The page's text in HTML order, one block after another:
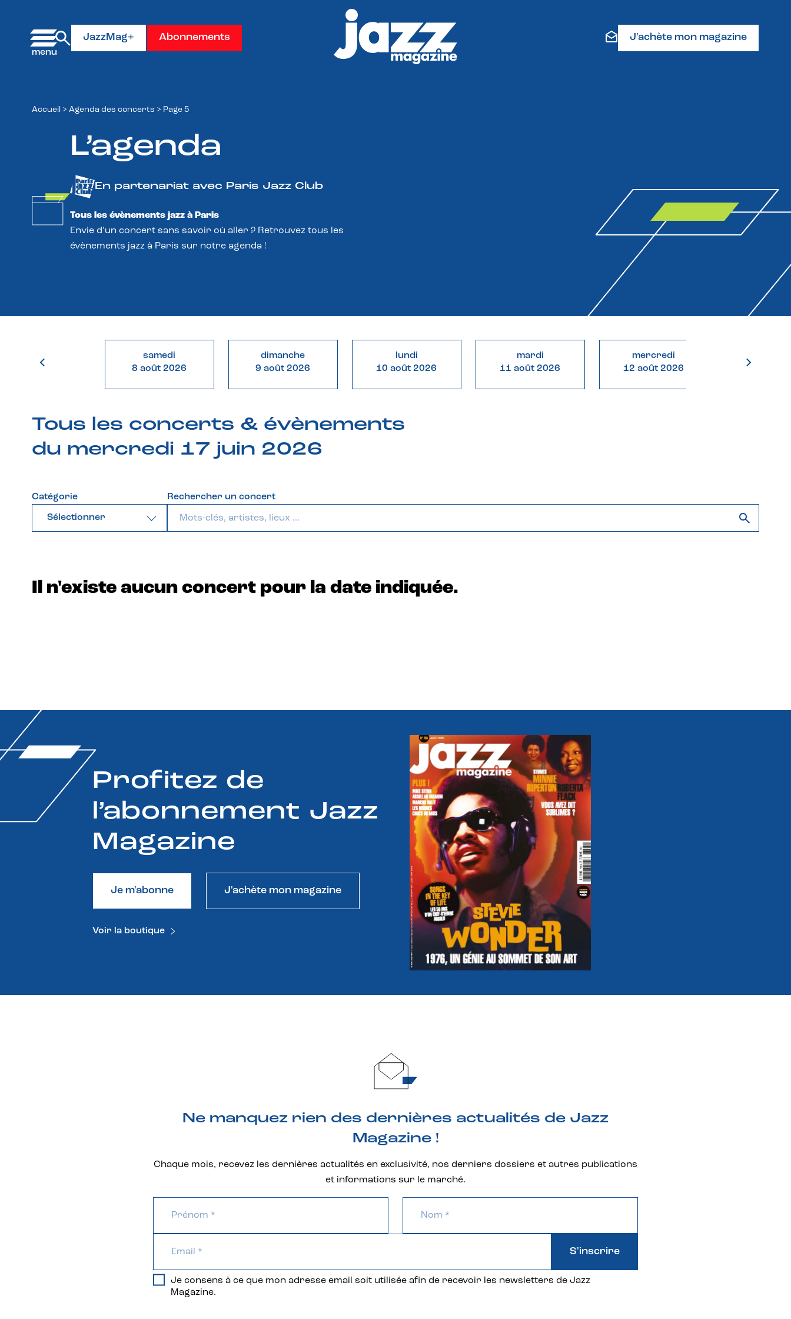
JazzMag+ Abonnements J'achète mon magazine
Accueil > Agenda des concerts > Page 5
L’agenda
En partenariat avec Paris Jazz Club
Tous les évènements jazz à Paris
Envie d’un concert sans savoir où aller ? Retrouvez tous les
évènements jazz à Paris sur notre agenda !
samedi
8 août 2026
dimanche
9 août 2026
lundi
10 août 2026
mardi
11 août 2026
mercredi
12 août 2026
13 août
Tous les concerts & évènements
du mercredi 17 juin 2026
Catégorie
Sélectionner
Rechercher un concert
Il n'existe aucun concert pour la date indiquée.
Profitez de
l’abonnement Jazz
Magazine
Je m'abonne J'achète mon magazine
Voir la boutique
Ne manquez rien des dernières actualités de Jazz
Magazine !
Chaque mois, recevez les dernières actualités en exclusivité, nos derniers dossiers et autres publications
et informations sur le marché.
Je consens à ce que mon adresse email soit utilisée afin de recevoir les newsletters de Jazz
Magazine.
S'inscrire